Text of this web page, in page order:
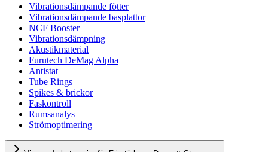
Vibrationsdämpande fötter
Vibrationsdämpande basplattor
NCF Booster
Vibrationsdämpning
Akustikmaterial
Furutech DeMag Alpha
Antistat
Tube Rings
Spikes & brickor
Faskontroll
Rumsanalys
Strömoptimering